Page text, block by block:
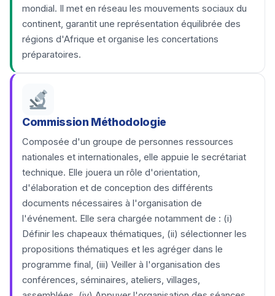
mondial. Il met en réseau les mouvements sociaux du
continent, garantit une représentation équilibrée des
régions d'Afrique et organise les concertations
préparatoires.
Commission Méthodologie
Composée d'un groupe de personnes ressources
nationales et internationales, elle appuie le secrétariat
technique. Elle jouera un rôle d'orientation,
d'élaboration et de conception des différents
documents nécessaires à l'organisation de
l'événement. Elle sera chargée notamment de : (i)
Définir les chapeaux thématiques, (ii) sélectionner les
propositions thématiques et les agréger dans le
programme final, (iii) Veiller à l'organisation des
conférences, séminaires, ateliers, villages,